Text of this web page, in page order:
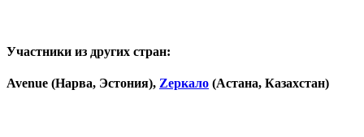
Участники из других стран:
Avenue (Нарва, Эстония), Zеркало (Астана, Казахстан)